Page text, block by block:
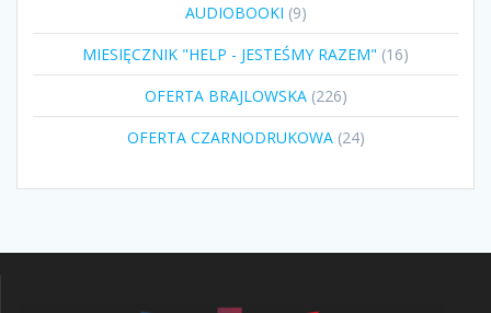
AUDIOBOOKI 99
produktów
MIESIĘCZNIK "HELP - JESTEŚMY RAZEM" 1616
produktów
OFERTA BRAJLOWSKA 226226
produktów
OFERTA CZARNODRUKOWA 2424